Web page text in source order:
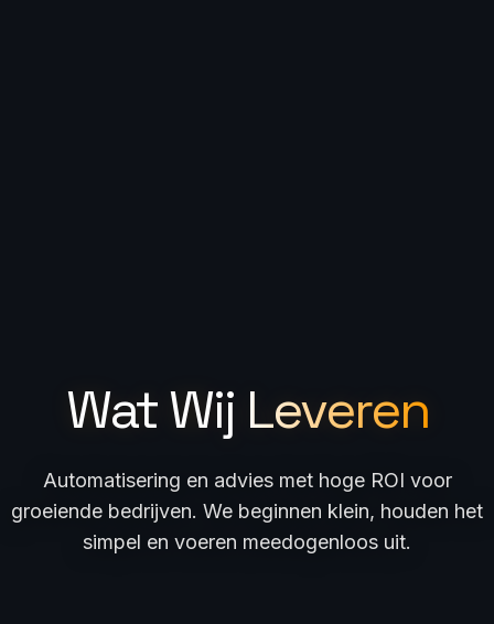
Wat Wij Leveren
Automatisering en advies met hoge ROI voor
groeiende bedrijven. We beginnen klein, houden het
simpel en voeren meedogenloos uit.